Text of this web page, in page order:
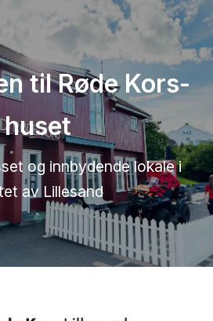
til Røde Kors-
huset
og innbydende lokale i
av Lillesand